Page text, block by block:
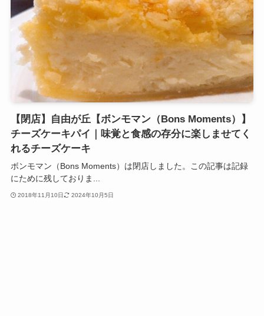
【閉店】自由が丘【ボンモマン（Bons Moments）】
チーズケーキパイ｜味覚と食感の存分に楽しませてく
れるチーズケーキ
ボンモマン（Bons Moments）は閉店しました。この記事は記録
にために残しておりま...
2018年11月10日 2024年10月5日